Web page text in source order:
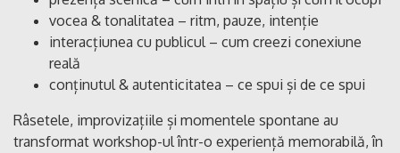
vocea & tonalitatea – ritm, pauze, intenție
interacțiunea cu publicul – cum creezi conexiune
reală
conținutul & autenticitatea – ce spui și de ce spui
Râsetele, improvizațiile și momentele spontane au
transformat workshop-ul într-o experiență memorabilă, în